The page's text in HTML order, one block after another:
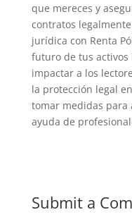
que mereces y
contratos
jurídica con Renta
futuro de tus activos
impactar a los
la protección legal
tomar medidas para
ayuda de
Submit a